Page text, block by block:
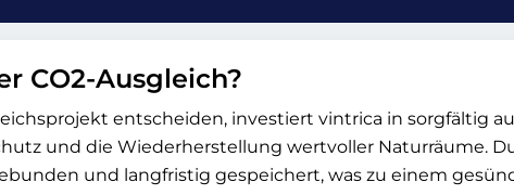
CO2-Ausgleich?
entscheiden, investiert vintrica in sorgfältig
und die Wiederherstellung wertvoller Naturräume.
und langfristig gespeichert, was zu einem